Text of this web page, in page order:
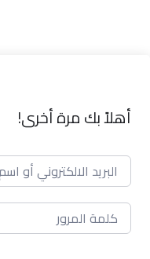
أهلاً بك مرة أخرى!